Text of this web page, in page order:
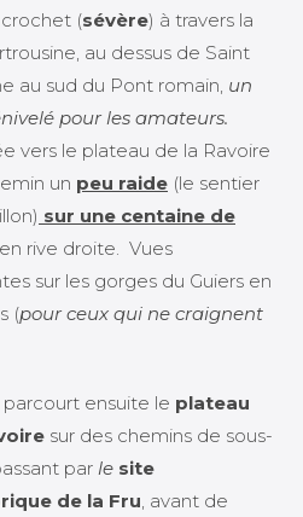
(sévère) à travers la
au dessus de Saint
au sud du Pont romain, un
pour les amateurs.
vers le plateau de la Ravoire
un peu raide (le sentier
sur une centaine de
en rive droite. Vues
sur les gorges du Guiers en
(pour ceux qui ne craignent
ensuite le plateau
sur des chemins de sous-
par le site
de la Fru , avant de